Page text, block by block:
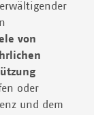
von
oder
und dem